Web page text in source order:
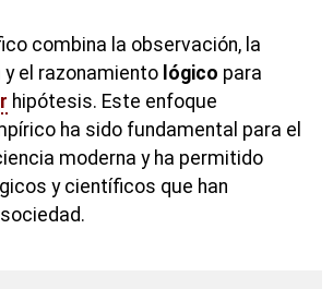
combina la observación, la
el razonamiento lógico para
hipótesis. Este enfoque
ha sido fundamental para el
moderna y ha permitido
y científicos que han